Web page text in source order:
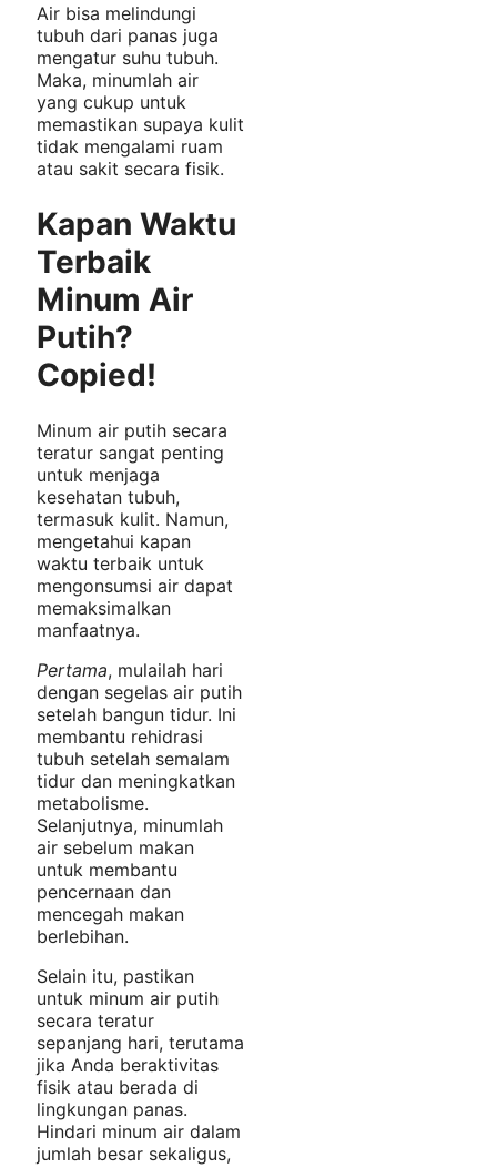
Air bisa melindungi
tubuh dari panas juga
mengatur suhu tubuh.
Maka, minumlah air
yang cukup untuk
memastikan supaya kulit
tidak mengalami ruam
atau sakit secara fisik.
Kapan Waktu
Terbaik
Minum Air
Putih?
Copied!
Minum air putih secara
teratur sangat penting
untuk menjaga
kesehatan tubuh,
termasuk kulit. Namun,
mengetahui kapan
waktu terbaik untuk
mengonsumsi air dapat
memaksimalkan
manfaatnya.
Pertama, mulailah hari
dengan segelas air putih
setelah bangun tidur. Ini
membantu rehidrasi
tubuh setelah semalam
tidur dan meningkatkan
metabolisme.
Selanjutnya, minumlah
air sebelum makan
untuk membantu
pencernaan dan
mencegah makan
berlebihan.
Selain itu, pastikan
untuk minum air putih
secara teratur
sepanjang hari, terutama
jika Anda beraktivitas
fisik atau berada di
lingkungan panas.
Hindari minum air dalam
jumlah besar sekaligus,